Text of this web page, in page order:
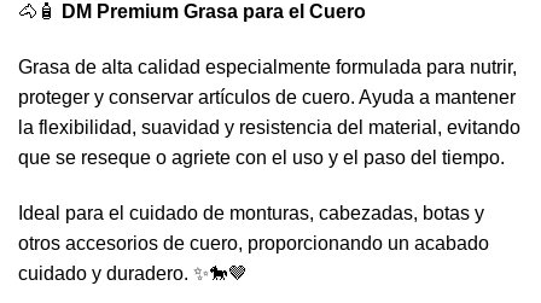
🐴🧴 DM Premium Grasa para el Cuero
Grasa de alta calidad especialmente formulada para nutrir,
proteger y conservar artículos de cuero. Ayuda a mantener
la flexibilidad, suavidad y resistencia del material, evitando
que se reseque o agriete con el uso y el paso del tiempo.
Ideal para el cuidado de monturas, cabezadas, botas y
otros accesorios de cuero, proporcionando un acabado
cuidado y duradero. ✨🐎🤎